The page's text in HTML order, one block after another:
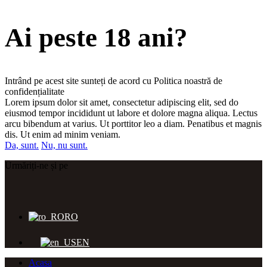
Ai peste 18 ani?
Intrând pe acest site sunteți de acord cu Politica noastră de
confidențialitate
Lorem ipsum dolor sit amet, consectetur adipiscing elit, sed do
eiusmod tempor incididunt ut labore et dolore magna aliqua. Lectus
arcu bibendum at varius. Ut porttitor leo a diam. Penatibus et magnis
dis. Ut enim ad minim veniam.
Da, sunt. Nu, nu sunt.
Urmăriți-ne și pe
RO
EN
Acasa